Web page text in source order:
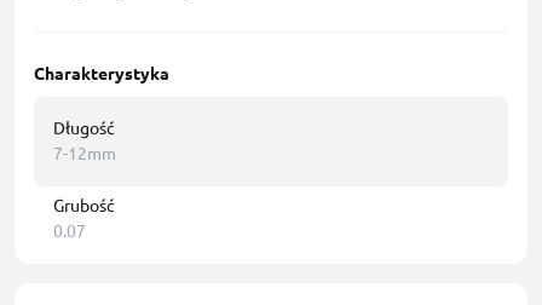
Charakterystyka
Długość
7-12mm
Grubość
0.07